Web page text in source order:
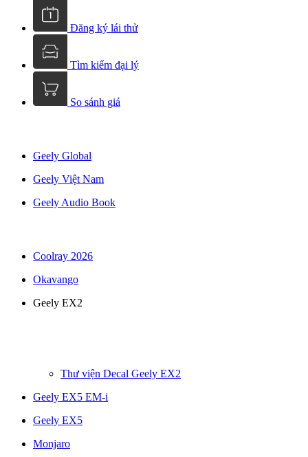
Đăng ký lái thử
Tìm kiếm đại lý
So sánh giá
Geely Global
Geely Việt Nam
Geely Audio Book
Coolray 2026
Okavango
Geely EX2
Thư viện Decal Geely EX2
Geely EX5 EM-i
Geely EX5
Monjaro